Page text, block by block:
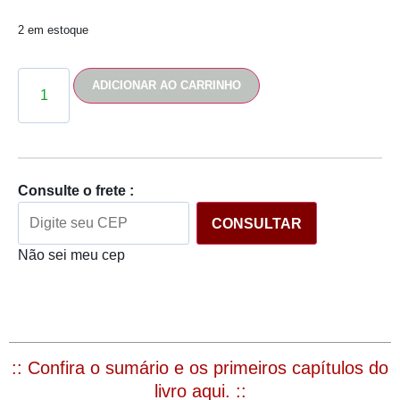
2 em estoque
ADICIONAR AO CARRINHO
Consulte o frete :
CONSULTAR
Não sei meu cep
:: Confira o sumário e os primeiros capítulos do
livro aqui. ::